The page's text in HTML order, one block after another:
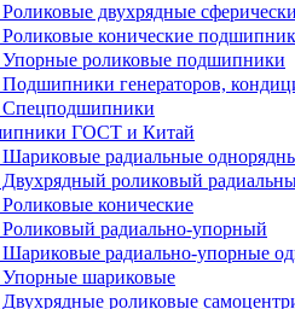
Роликовые двухрядные
Роликовые конические
Упорные роликовые подшипники
Подшипники генераторов,
Спецподшипники
ГОСТ и Китай
Шариковые радиальные
Двухрядный роликовый
Роликовые конические
Роликовый радиально-упорный
Шариковые радиально-упорные
Упорные шариковые
Двухрядные роликовые